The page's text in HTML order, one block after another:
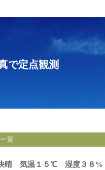
で定点観測
覧
晴 気温１５℃ 湿度３８%